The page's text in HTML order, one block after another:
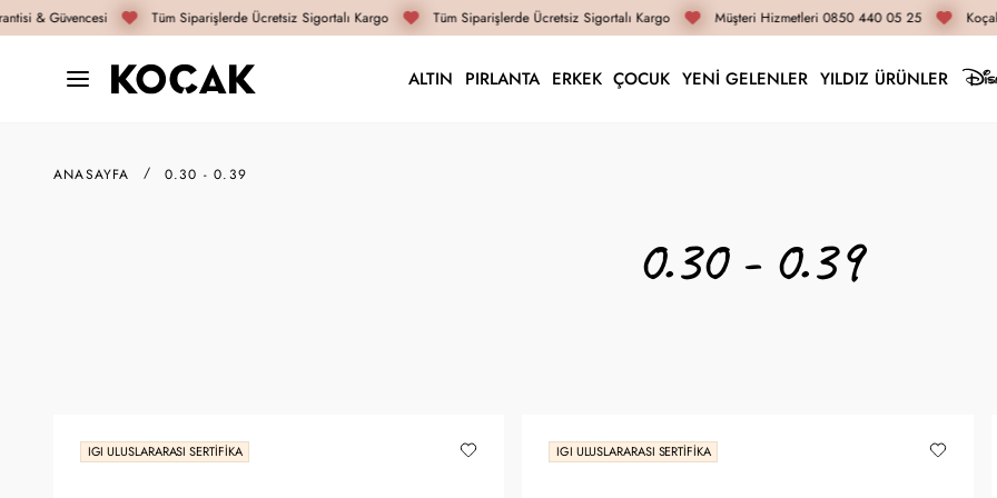
& Güvencesi Tüm Siparişlerde Ücretsiz Sigortalı Kargo Tüm Siparişlerde Ücretsiz Sigortalı Kargo Müşteri Hizmetleri 0850 440 05 25
ALTIN PIRLANTA ERKEK ÇOCUK YENİ GELENLER YILDIZ ÜRÜNLER
ANASAYFA 0.30 - 0.39
0.30 - 0.39
IGI ULUSLARARASI SERTIFIKA IGI ULUSLARARASI SERTIFIKA